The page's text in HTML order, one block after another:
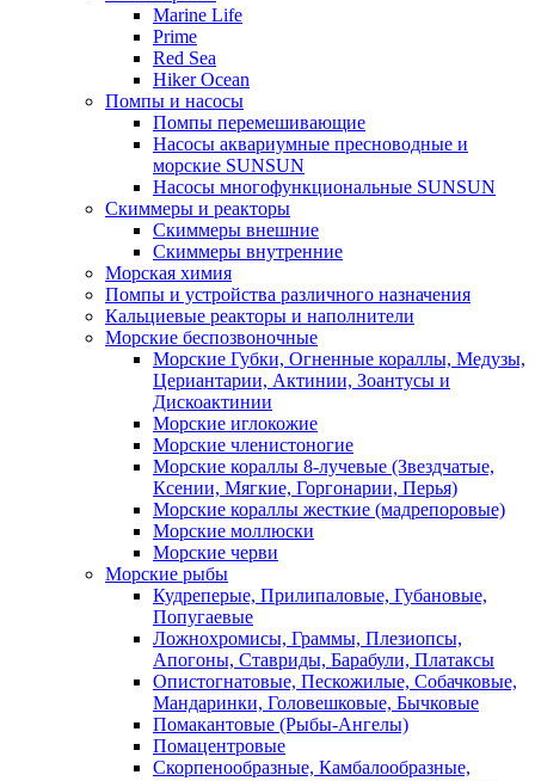
Marine Life
Prime
Red Sea
Hiker Ocean
Помпы и насосы
Помпы перемешивающие
Насосы аквариумные пресноводные и
морские SUNSUN
Насосы многофункциональные SUNSUN
Скиммеры и реакторы
Скиммеры внешние
Скиммеры внутренние
Морская химия
Помпы и устройства различного назначения
Кальциевые реакторы и наполнители
Морские беспозвоночные
Морские Губки, Огненные кораллы, Медузы,
Цериантарии, Актинии, Зоантусы и
Дискоактинии
Морские иглокожие
Морские членистоногие
Морские кораллы 8-лучевые (Звездчатые,
Ксении, Мягкие, Горгонарии, Перья)
Морские кораллы жесткие (мадрепоровые)
Морские моллюски
Морские черви
Морские рыбы
Кудреперые, Прилипаловые, Губановые,
Попугаевые
Ложнохромисы, Граммы, Плезиопсы,
Апогоны, Ставриды, Барабули, Платаксы
Опистогнатовые, Пескожилые, Собачковые,
Мандаринки, Головешковые, Бычковые
Помакантовые (Рыбы-Ангелы)
Помацентровые
Скорпенообразные, Камбалообразные,